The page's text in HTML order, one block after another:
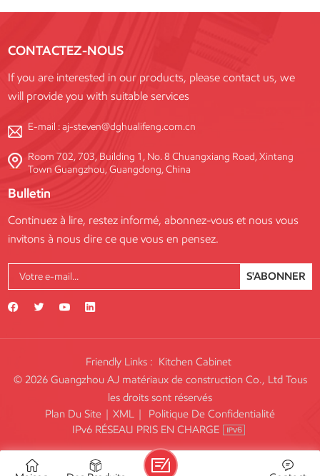
CONTACTEZ-NOUS
If you are interested in our products, please contact us, we
will provide you with suitable services
E-mail :aj-steven@dghualifeng.com.cn
Room 702, 703, Building 1, No. 8 Chuangxiang Road, Xintang
Town Guangzhou, Guangdong, China
Bulletin
Continuez à lire, restez informé, abonnez-vous et nous vous
invitons à nous dire ce que vous en pensez.
S'ABONNER
Friendly Links : Kitchen Cabinet
© 2026 Guangzhou AJ matériaux de construction Co., Ltd Tous
les droits sont réservés
Plan Du Site | XML |
Politique De Confidentialité
IPv6 RÉSEAU PRIS EN CHARGE